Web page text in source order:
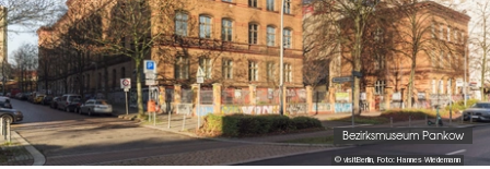
© visitBerlin, Foto: Hannes Wiedemann
Bezirksmuseum Pankow